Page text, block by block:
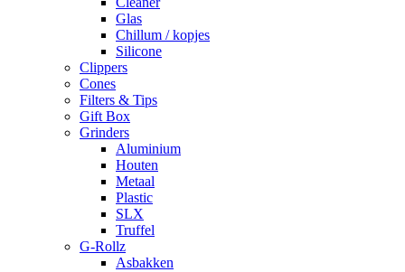
Glas
Chillum / kopjes
Silicone
Clippers
Cones
Filters & Tips
Gift Box
Grinders
Aluminium
Houten
Metaal
Plastic
SLX
Truffel
G-Rollz
Asbakken